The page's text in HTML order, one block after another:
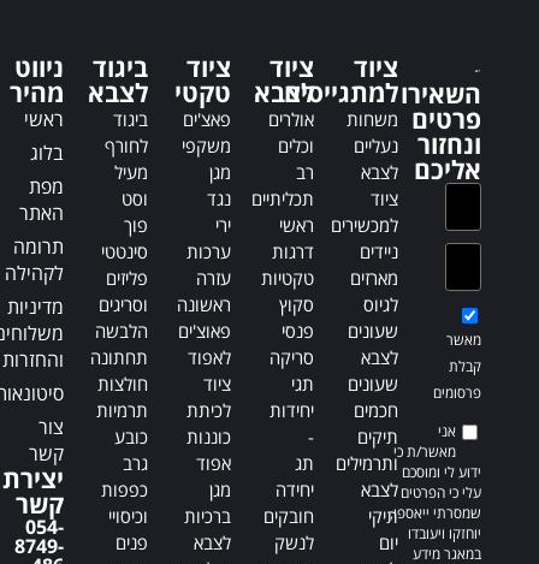
t
i
v
t
השאירו
פרטים
ונחזור
אליכם
מאשר
קבלת
פרסומים
אני
מאשר/ת כי
ידוע לי ומוסכם
עלי כי הפרטים
שמסרתי ייאספו,
יוחזקו ויעובדו
במאגר מידע
ציוד
למתגייסים
משחות
נעליים
לצבא
ציוד
למכשירים
ניידים
מארזים
לגיוס
שעונים
לצבא
שעונים
חכמים
תיקים
ותרמילים
לצבא
תיקי
יום
ציוד
לצבא
אולרים
וכלים
רב
תכליתיים
ראשי
דרגות
טקטיות
סקוץ
פנסי
סריקה
תגי
יחידות
-
תג
יחידה
חובקים
לנשק
ציוד
טקטי
פאצ'ים
משקפי
מגן
נגד
ירי
ערכות
עזרה
ראשונה
פאוצ'ים
לאפוד
ציוד
לכיתת
כוננות
אפוד
מגן
ברכיות
לצבא
ביגוד
לצבא
ביגוד
לחורף
מעיל
וסט
פוך
סינטטי
פליזים
וסריגים
הלבשה
תחתונה
חולצות
תרמיות
כובע
גרב
כפפות
וכיסויי
פנים
ניווט
מהיר
ראשי
בלוג
מפת
האתר
תרומה
לקהילה
מדיניות
והחזרות
צור
קשר
יצירת
קשר
054-
8749-